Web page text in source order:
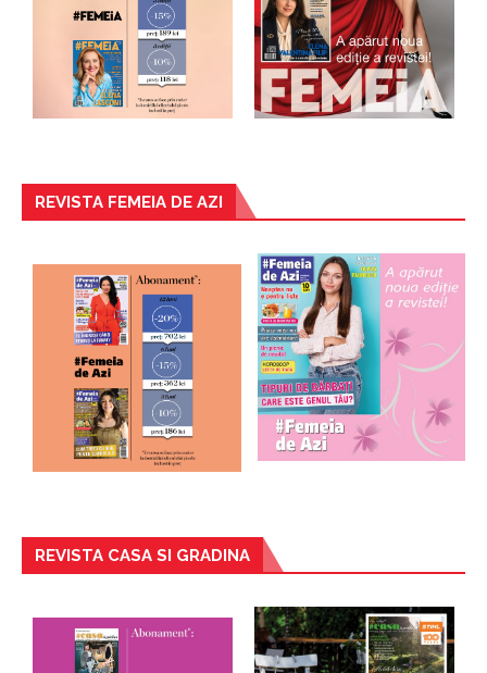
REVISTA FEMEIA DE AZI
REVISTA CASA SI GRADINA